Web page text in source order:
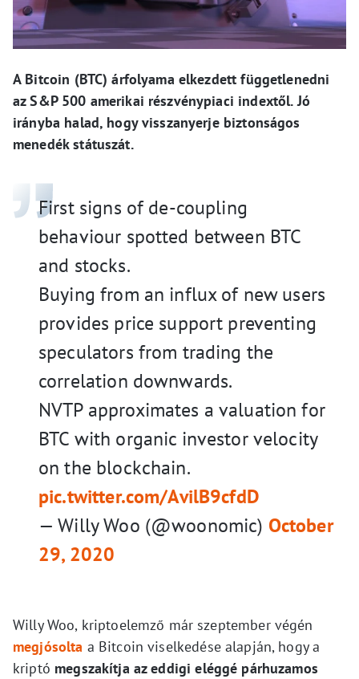
A Bitcoin (BTC) árfolyama elkezdett függetlenedni
az S&P 500 amerikai részvénypiaci indextől. Jó
irányba halad, hogy visszanyerje biztonságos
menedék státuszát.
First signs of de-coupling
behaviour spotted between BTC
and stocks.
Buying from an influx of new users
provides price support preventing
speculators from trading the
correlation downwards.
NVTP approximates a valuation for
BTC with organic investor velocity
on the blockchain.
pic.twitter.com/AvilB9cfdD
— Willy Woo (@woonomic) October
29, 2020
Willy Woo, kriptoelemző már szeptember végén
megjósolta a Bitcoin viselkedése alapján, hogy a
kriptó megszakítja az eddigi eléggé párhuzamos